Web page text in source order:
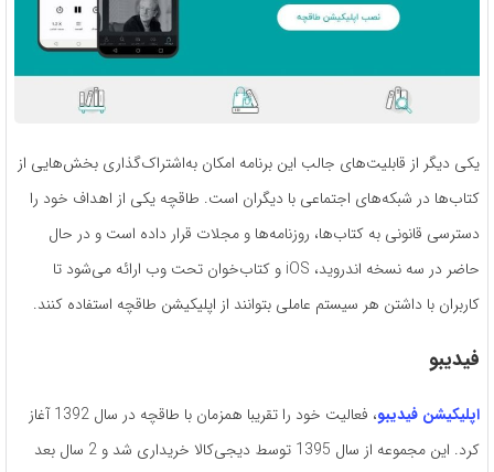
یکی دیگر از قابلیت‌‌های جالب این برنامه امکان به‌اشتراک‌گذاری بخش‌هایی از
کتاب‌ها در شبکه‌های اجتماعی با دیگران است. طاقچه یکی از اهداف خود را
دسترسی قانونی به کتاب‌ها، روزنامه‌ها و مجلات قرار داده است و در حال
حاضر در سه نسخه اندروید، iOS و کتاب‌خوان تحت وب ارائه می‌شود تا
کاربران با داشتن هر سیستم عاملی بتوانند از اپلیکیشن طاقچه استفاده کنند.
فیدیبو
اپلیکیشن فیدیبو
، فعالیت خود را تقریبا همزمان با طاقچه در سال 1392 آغاز
کرد. این مجموعه از سال 1395 توسط دیجی‌کالا خریداری شد و 2 سال بعد